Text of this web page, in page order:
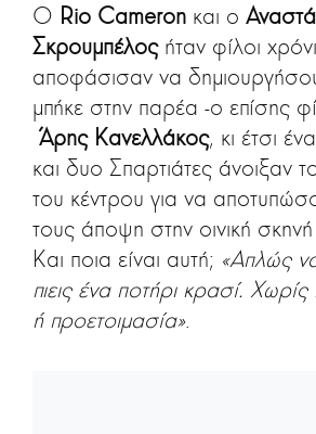
Ο Rio Cameron και ο
Σκρουμπέλοςήταν φίλοι
αποφάσισαν να
μπήκε στην παρέα -ο επίσης
Άρης Κανελλάκος, κι έτσι
και δυο Σπαρτιάτες άνοιξαν
του κέντρου για να
τους άποψη στην οινική
Και ποια είναι αυτή; «Απλώς
πιεις ένα ποτήρι κρασί.
ή προετοιμασία».